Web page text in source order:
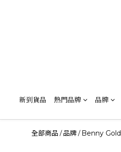
新到貨品 熱門品牌 品牌
全部商品 /品牌/Benny Gold